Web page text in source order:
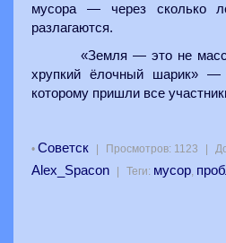
мусора — через сколько
разлагаются.
«Земля — это не
хрупкий ёлочный шарик» —
которому пришли все
• Советск Просмотров: 1123
Alex_Spacon Теги: мусор,